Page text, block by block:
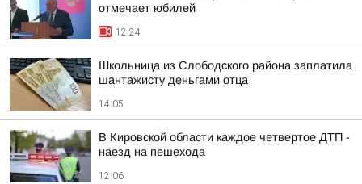
отмечает юбилей
12:24
Школьница из Слободского района заплатила
шантажисту деньгами отца
14:05
В Кировской области каждое четвертое ДТП -
наезд на пешехода
12:06